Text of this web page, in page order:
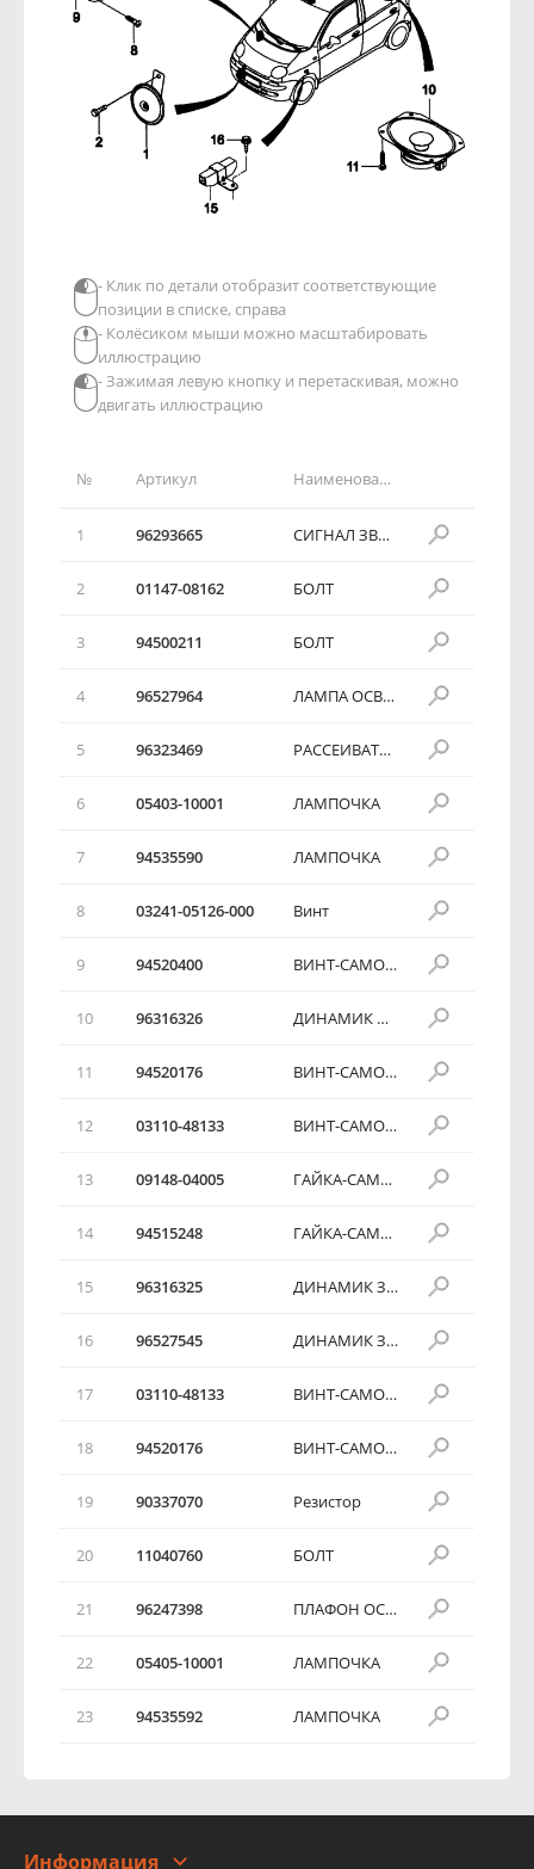
№ Артикул Наименование детали
1 96293665 СИГНАЛ ЗВУКОВОЙ
2 01147-08162 БОЛТ
3 94500211 БОЛТ
4 96527964 ЛАМПА ОСВЕЩЕНИЯ САЛОНА
5 96323469 РАССЕИВАТЕЛЬ
6 05403-10001 ЛАМПОЧКА
7 94535590 ЛАМПОЧКА
8 03241-05126-000 Винт
9 94520400 ВИНТ-САМОРЕЗ
10 96316326 ДИНАМИК ПЕРЕДНИЙ
11 94520176 ВИНТ-САМОРЕЗ
12 03110-48133 ВИНТ-САМОРЕЗ
13 09148-04005 ГАЙКА-САМОРЕЗ
14 94515248 ГАЙКА-САМОРЕЗ
15 96316325 ДИНАМИК ЗАДНИЙ
16 96527545 ДИНАМИК ЗАДНИЙ
17 03110-48133 ВИНТ-САМОРЕЗ
18 94520176 ВИНТ-САМОРЕЗ
19 90337070 Резистор
20 11040760 БОЛТ
21 96247398 ПЛАФОН ОСВЕЩЕНИЯ САЛОНА
22 05405-10001 ЛАМПОЧКА
23 94535592 ЛАМПОЧКА
- Клик по детали отобразит соответствующие
позиции в списке, справа
- Колёсиком мыши можно масштабировать
иллюстрацию
- Зажимая левую кнопку и перетаскивая, можно
двигать иллюстрацию
Информация